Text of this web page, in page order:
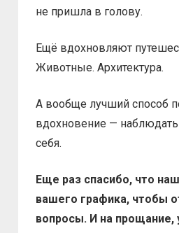
не пришла в голову.
Ещё вдохновляют
Животные. Архитектура.
А вообще лучший способ
вдохновение —
себя.
Еще раз спасибо, что
вашего графика, чтобы
вопросы. И на прощание,